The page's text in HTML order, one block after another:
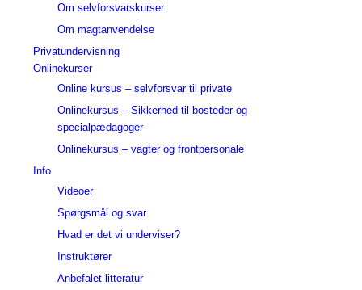
Om selvforsvarskurser
Om magtanvendelse
Privatundervisning
Onlinekurser
Online kursus – selvforsvar til private
Onlinekursus – Sikkerhed til bosteder og
specialpædagoger
Onlinekursus – vagter og frontpersonale
Info
Videoer
Spørgsmål og svar
Hvad er det vi underviser?
Instruktører
Anbefalet litteratur